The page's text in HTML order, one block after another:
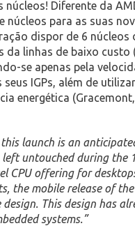
Diferente da
para as suas
dispor de 6 núcleos
da linhas de baixo custo
se apenas pela
IGPs, além de
energética
launch is an
untouched during the
CPU offering for
the mobile release of
This design has
systems.”